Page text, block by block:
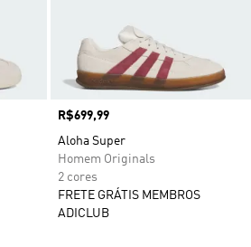
Preço
R$699,99
Aloha Super
Homem Originals
2 cores
FRETE GRÁTIS MEMBROS
ADICLUB